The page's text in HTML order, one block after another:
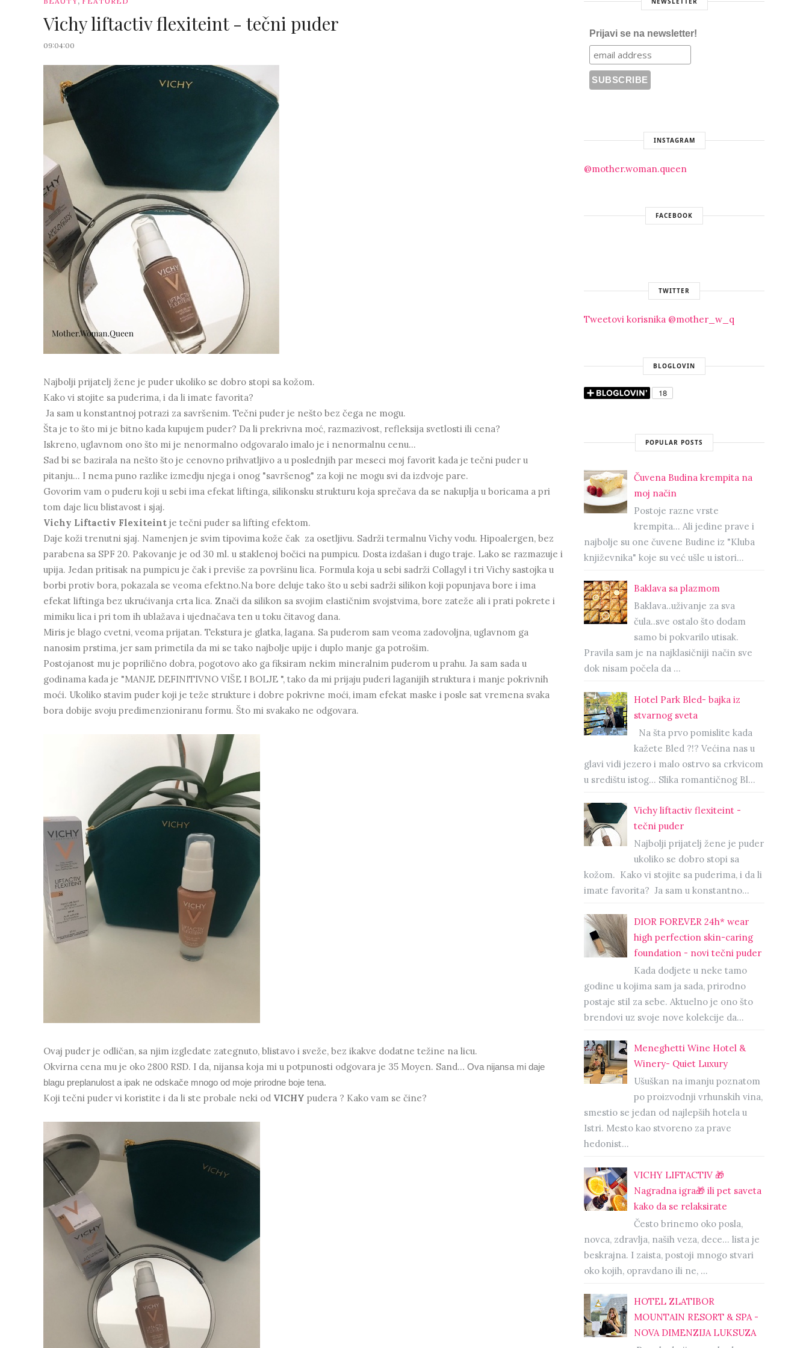
Vichy liftactiv flexiteint - tečni puder
09:04:00
Najbolji prijatelj žene je puder ukoliko se dobro stopi sa kožom.
Kako vi stojite sa puderima, i da li imate favorita?
Ja sam u konstantnoj potrazi za savršenim. Tečni puder je nešto bez čega ne mogu.
Šta je to što mi je bitno kada kupujem puder? Da li prekrivna moć, razmazivost, refleksija svetlosti ili cena?
Iskreno, uglavnom ono što mi je nenormalno odgovaralo imalo je i nenormalnu cenu...
Sad bi se bazirala na nešto što je cenovno prihvatljivo a u poslednjih par meseci moj favorit kada je tečni puder u
pitanju... I nema puno razlike izmedju njega i onog "savršenog" za koji ne mogu svi da izdvoje pare.
Govorim vam o puderu koji u sebi ima efekat liftinga, silikonsku strukturu koja sprečava da se nakuplja u boricama a pri
tom daje licu blistavost i sjaj.
Vichy Liftactiv Flexiteint je tečni puder sa lifting efektom.
Daje koži trenutni sjaj. Namenjen je svim tipovima kože čak za osetljivu. Sadrži termalnu Vichy vodu. Hipoalergen, bez
parabena sa SPF 20. Pakovanje je od 30 ml. u staklenoj bočici na pumpicu. Dosta izdašan i dugo traje. Lako se razmazuje i
upija. Jedan pritisak na pumpicu je čak i previše za površinu lica. Formula koja u sebi sadrži Collagyl i tri Vichy sastojka u
borbi protiv bora, pokazala se veoma efektno.Na bore deluje tako što u sebi sadrži silikon koji popunjava bore i ima
efekat liftinga bez ukrućivanja crta lica. Znači da silikon sa svojim elastičnim svojstvima, bore zateže ali i prati pokrete i
mimiku lica i pri tom ih ublažava i ujednačava ten u toku čitavog dana.
Miris je blago cvetni, veoma prijatan. Tekstura je glatka, lagana. Sa puderom sam veoma zadovoljna, uglavnom ga
nanosim prstima, jer sam primetila da mi se tako najbolje upije i duplo manje ga potrošim.
Postojanost mu je poprilično dobra, pogotovo ako ga fiksiram nekim mineralnim puderom u prahu. Ja sam sada u
godinama kada je "MANJE DEFINITIVNO VIŠE I BOLJE ", tako da mi prijaju puderi laganijih struktura i manje pokrivnih
moći. Ukoliko stavim puder koji je teže strukture i dobre pokrivne moći, imam efekat maske i posle sat vremena svaka
bora dobije svoju predimenzioniranu formu. Što mi svakako ne odgovara.
Ovaj puder je odličan, sa njim izgledate zategnuto, blistavo i sveže, bez ikakve dodatne težine na licu.
Okvirna cena mu je oko 2800 RSD. I da, nijansa koja mi u potpunosti odgovara je 35 Moyen. Sand... Ova nijansa mi daje
blagu preplanulost a ipak ne odskače mnogo od moje prirodne boje tena.
Koji tečni puder vi koristite i da li ste probale neki od VICHY pudera ? Kako vam se čine?
Prijavi se na newsletter!
INSTAGRAM
@mother.woman.queen
FACEBOOK
TWITTER
Tweetovi korisnika @mother_w_q
BLOGLOVIN
POPULAR POSTS
Čuvena Budina krempita na
moj način
Postoje razne vrste
krempita... Ali jedine prave i
najbolje su one čuvene Budine iz "Kluba
književnika" koje su već ušle u istori...
Baklava sa plazmom
Baklava..uživanje za sva
čula..sve ostalo što dodam
samo bi pokvarilo utisak.
Pravila sam je na najklasičniji način sve
dok nisam počela da ...
Hotel Park Bled- bajka iz
stvarnog sveta
Na šta prvo pomislite kada
kažete Bled ?!? Većina nas u
glavi vidi jezero i malo ostrvo sa crkvicom
u središtu istog… Slika romantičnog Bl...
Vichy liftactiv flexiteint -
tečni puder
Najbolji prijatelj žene je puder
ukoliko se dobro stopi sa
kožom. Kako vi stojite sa puderima, i da li
imate favorita? Ja sam u konstantno...
DIOR FOREVER 24h* wear
high perfection skin-caring
foundation - novi tečni puder
Kada dodjete u neke tamo
godine u kojima sam ja sada, prirodno
postaje stil za sebe. Aktuelno je ono što
brendovi uz svoje nove kolekcije da...
Meneghetti Wine Hotel &
Winery- Quiet Luxury
Ušuškan na imanju poznatom
po proizvodnji vrhunskih vina,
smestio se jedan od najlepših hotela u
Istri. Mesto kao stvoreno za prave
hedonist...
VICHY LIFTACTIV 🎁
Nagradna igra🎁 ili pet saveta
kako da se relaksirate
Često brinemo oko posla,
novca, zdravlja, naših veza, dece… lista je
beskrajna. I zaista, postoji mnogo stvari
oko kojih, opravdano ili ne, ...
HOTEL ZLATIBOR
MOUNTAIN RESORT & SPA -
NOVA DIMENZIJA LUKSUZA